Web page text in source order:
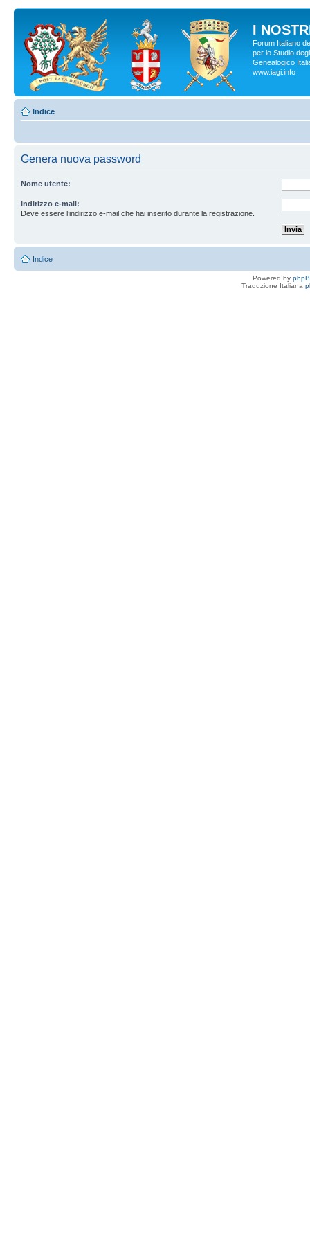
I
Forum Italiano
per lo Studio
Genealogico
www.iagi.info
Indice
Genera nuova password
Nome utente:
Indirizzo e-mail:
Deve essere l’indirizzo e-mail che hai inserito durante la registrazione.
Indice
Powered by
Traduzione Italiana